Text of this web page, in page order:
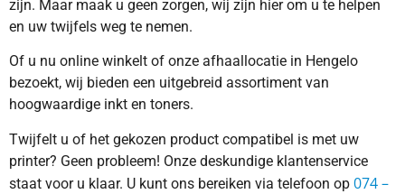
zijn. Maar maak u geen zorgen, wij zijn hier om u te helpen
en uw twijfels weg te nemen.
Of u nu online winkelt of onze afhaallocatie in Hengelo
bezoekt, wij bieden een uitgebreid assortiment van
hoogwaardige inkt en toners.
Twijfelt u of het gekozen product compatibel is met uw
printer? Geen probleem! Onze deskundige klantenservice
staat voor u klaar. U kunt ons bereiken via telefoon op 074 –